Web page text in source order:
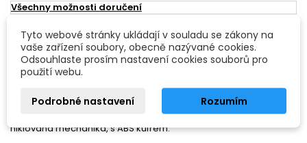
Všechny možnosti doručení
POPIS DETAILY PRODUKTU
Dimavery K-17, B klarinet, 17 klapek
B klarinet, francouzský systém (Böhm), 17 klapek, 6 brýlových
kroužků, tělo a ozvučník plast (zdrsněný povrch - imitace dřeva),
niklovaná mechanika, s ABS kufrem.
Tyto webové stránky ukládají v souladu se zákony na
vaše zařízení soubory, obecně nazývané cookies.
Odsouhlaste prosím nastavení cookies souborů pro
použití webu.
Podrobné nastavení Rozumím